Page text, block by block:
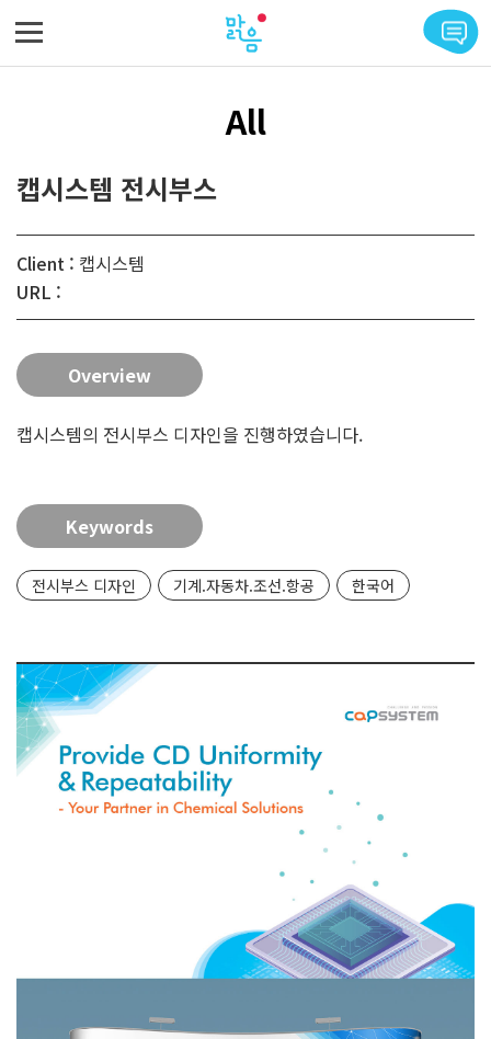
All
캡시스템 전시부스
Client : 캡시스템
URL :
Overview
캡시스템의 전시부스 디자인을 진행하였습니다.
Keywords
전시부스 디자인 기계.자동차.조선.항공 한국어